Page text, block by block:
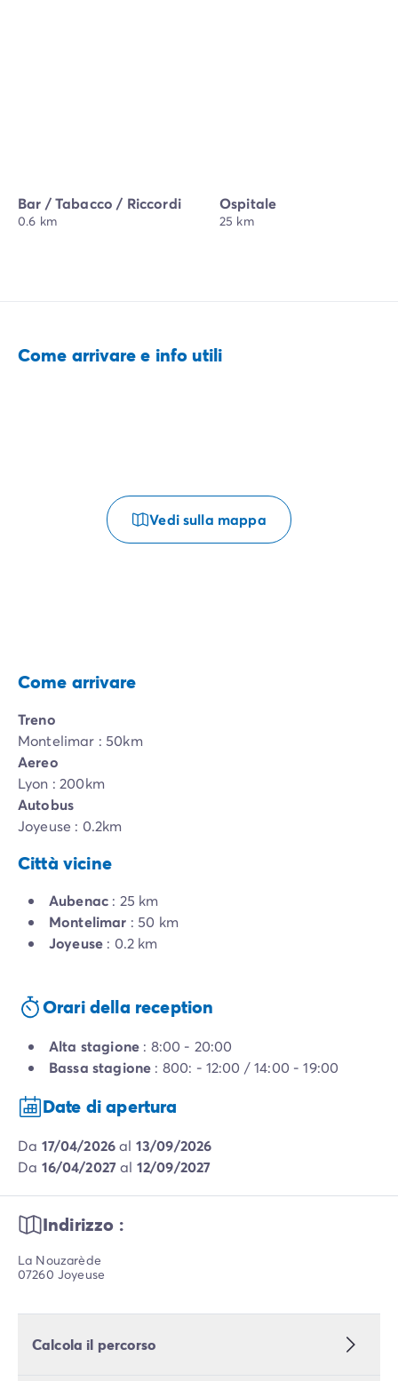
Bar / Tabacco / Riccordi
0.6 km
Ospitale
25 km
Come arrivare e info utili
Vedi sulla mappa
Come arrivare
Treno
Montelimar : 50km
Aereo
Lyon : 200km
Autobus
Joyeuse : 0.2km
Città vicine
Aubenac : 25 km
Montelimar : 50 km
Joyeuse : 0.2 km
Orari della reception
Alta stagione : 8:00 - 20:00
Bassa stagione : 800: - 12:00 / 14:00 - 19:00
Date di apertura
da 17/04/2026al 13/09/2026
da 16/04/2027al 12/09/2027
Indirizzo :
La Nouzarède
07260 Joyeuse
Calcola il percorso